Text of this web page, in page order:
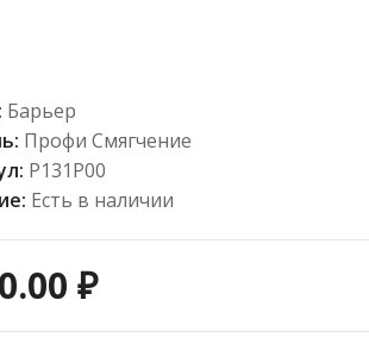
Барьер
Профи Смягчение
Р131Р00
Есть в наличии
₽